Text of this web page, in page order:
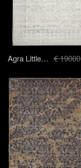
Agra Little Rocked - 250 x 300 cm € 19000